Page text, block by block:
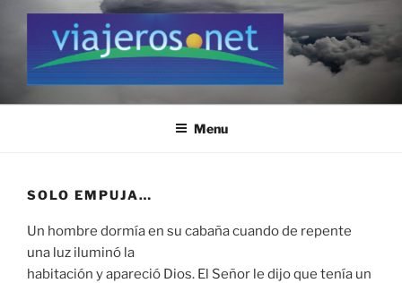
VIAJEROS.NET
Menu
SOLO EMPUJA…
Un hombre dormía en su cabaña cuando de repente
una luz iluminó la
habitación y apareció Dios. El Señor le dijo que tenía un